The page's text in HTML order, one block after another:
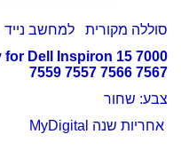
סוללה מקורית למחשב נייד
for Dell Inspiron 15 7000
7559 7557 7566 7567
צבע: שחור
אחריות שנה MyDigital